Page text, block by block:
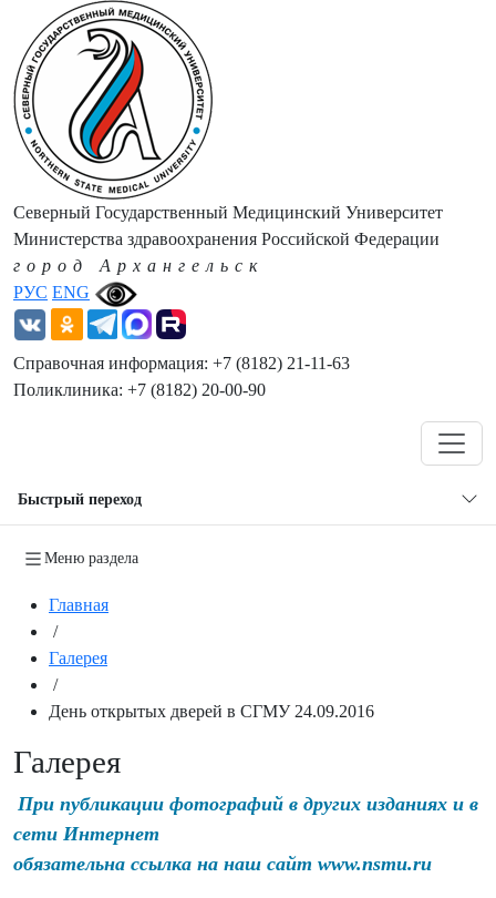
РУС ENG
Северный Государственный Медицинский Университет
Министерства здравоохранения Российской Федерации
город Архангельск
Справочная информация: +7 (8182) 21-11-63
Поликлиника: +7 (8182) 20-00-90
Быстрый переход
Меню раздела
Главная
/
Галерея
/
День открытых дверей в СГМУ 24.09.2016
Галерея
При публикации фотографий в других изданиях и в
сети Интернет
обязательна ссылка на наш сайт www.nsmu.ru